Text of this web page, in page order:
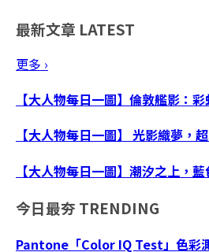
最新文章 LATEST
更多 ›
【大人物每日一圖】倫敦艦影：
【大人物每日一圖】 光影織夢，
【大人物每日一圖】潮汐之上，
今日最夯 TRENDING
Pantone「Color IQ Test」色彩